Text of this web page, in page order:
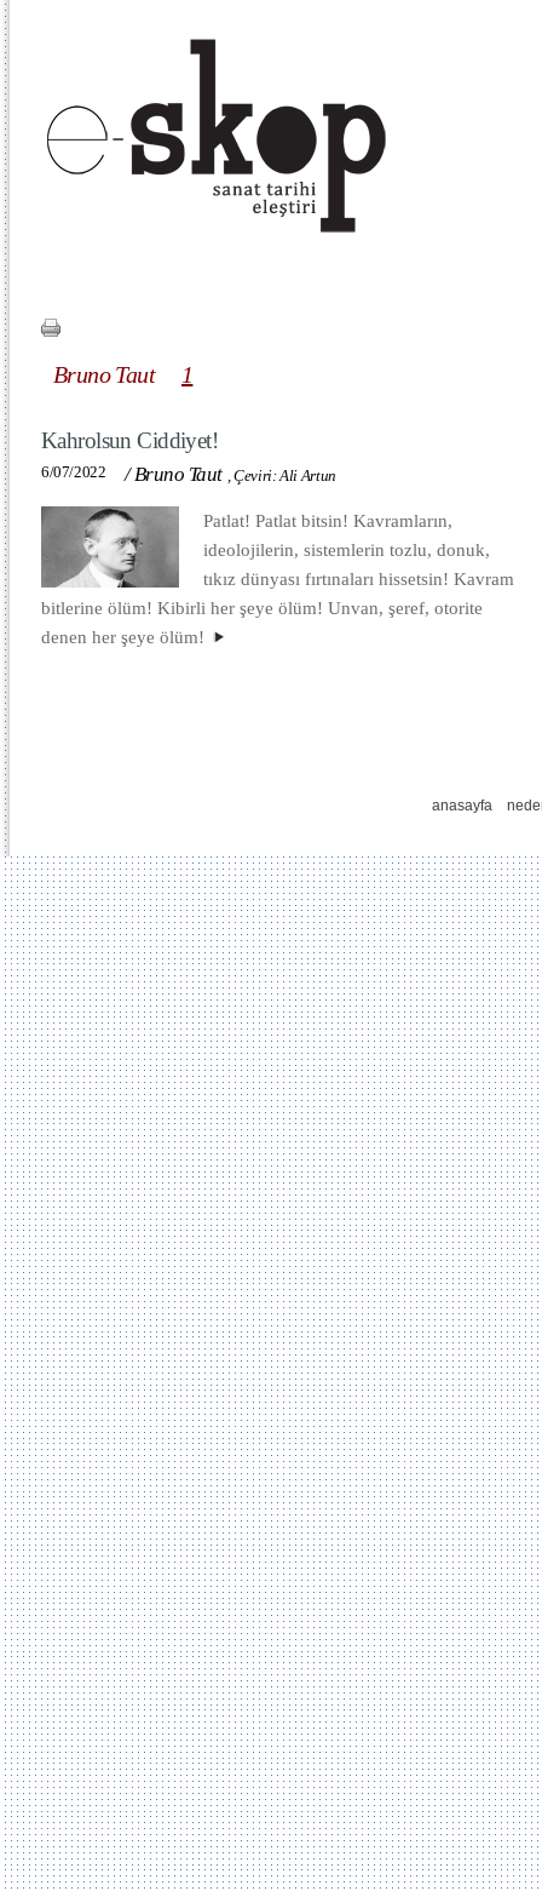
Bruno Taut 1
Kahrolsun Ciddiyet!
6/07/2022 /Bruno Taut ,Çeviri: Ali Artun
Patlat! Patlat bitsin! Kavramların,
ideolojilerin, sistemlerin tozlu, donuk,
tıkız dünyası fırtınaları hissetsin! Kavram
bitlerine ölüm! Kibirli her şeye ölüm! Unvan, şeref, otorite
denen her şeye ölüm!
anasayfa